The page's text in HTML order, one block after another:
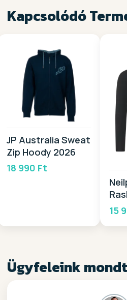
Kapcsolódó
JP Australia Sweat
Zip Hoody 2026
18 990 Ft
15
Ügyfeleink